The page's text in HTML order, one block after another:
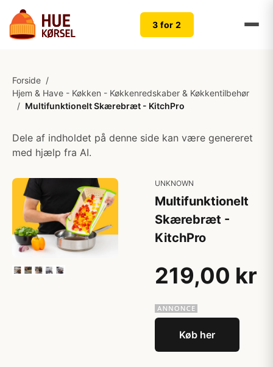
3 for 2
Forside /
Hjem & Have - Køkken - Køkkenredskaber & Køkkentilbehør
/ Multifunktionelt Skærebræt - KitchPro
Dele af indholdet på denne side kan være genereret
med hjælp fra AI.
UNKNOWN
Multifunktionelt
Skærebræt -
KitchPro
219,00 kr
Køb her